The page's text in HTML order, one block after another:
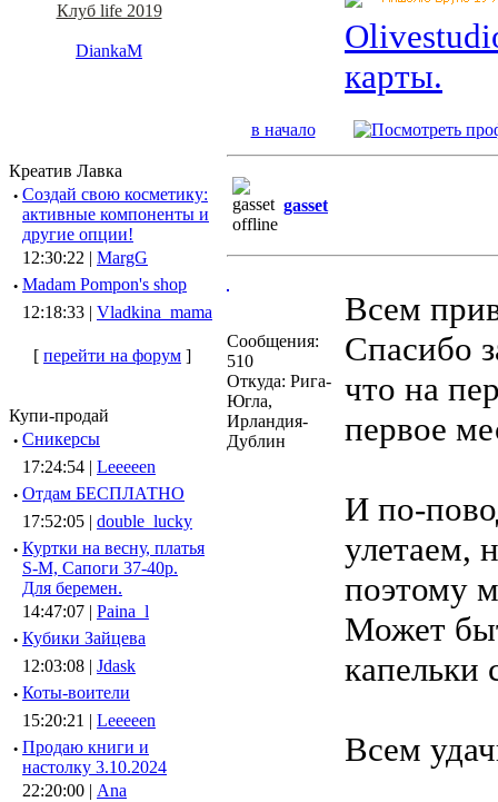
Клуб life 2019
DiankaM
Креатив Лавка
· Создай свою косметику:
активные компоненты и
другие опции!
12:30:22 | MargG
· Madam Pompon's shop
12:18:33 | Vladkina_mama
[ перейти на форум ]
Купи-продай
· Сникерсы
17:24:54 | Leeeeen
· Отдам БЕСПЛАТНО
17:52:05 | double_lucky
· Куртки на весну, платья
S-M, Сапоги 37-40р.
Для беремен.
14:47:07 | Paina_l
· Кубики Зайцева
12:03:08 | Jdask
· Коты-воители
15:20:21 | Leeeeen
· Продаю книги и
настолку 3.10.2024
22:20:00 | Ana
карты.
в начало
gasset
Сообщения:
510
Откуда: Рига-
Югла,
Ирландия-
Дублин
Всем
Спасибо
что на
первое
И по-
улетаем,
поэтому
Может
капельки
Всем